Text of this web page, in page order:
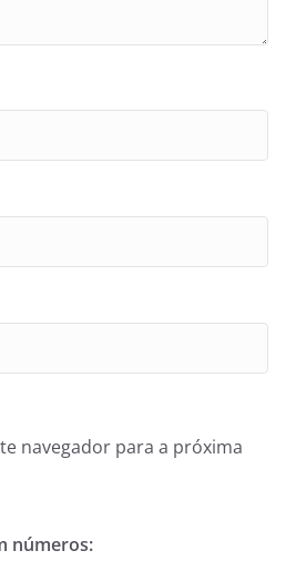
navegador para a próxima
números: